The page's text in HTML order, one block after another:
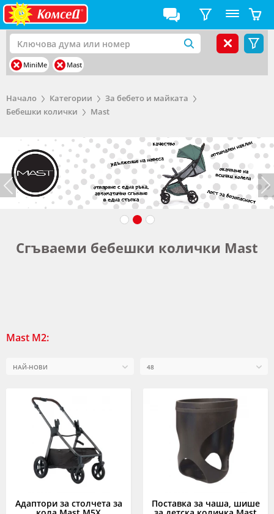
MiniMe Mast
Начало Категории
За бебето и майката
Бебешки колички
Mast
Сгъваеми бебешки колички Mast
Mast M2:
Адаптори за столчета за Поставка за чаша, шише